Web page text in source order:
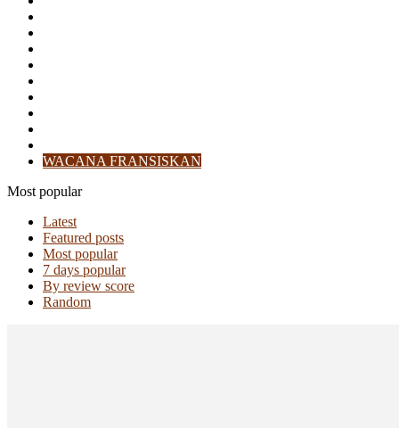
WACANA FRANSISKAN
Most popular
Latest
Featured posts
Most popular
7 days popular
By review score
Random